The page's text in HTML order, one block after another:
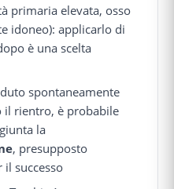
primaria elevata, osso
idoneo): applicarlo di
è una scelta
spontaneamente
il rientro, è probabile
la
, presupposto
successo